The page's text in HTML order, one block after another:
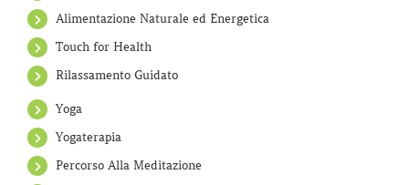
Alimentazione Naturale ed Energetica
Touch for Health
Rilassamento Guidato
Yoga
Yogaterapia
Percorso Alla Meditazione